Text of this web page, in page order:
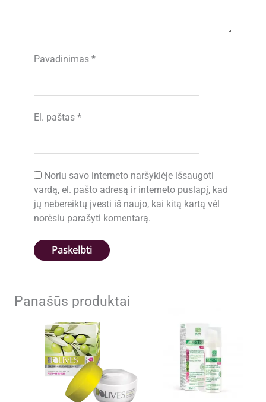
Pavadinimas*
El. paštas*
Noriu savo interneto naršyklėje išsaugoti
vardą, el. pašto adresą ir interneto puslapį, kad
jų nebereiktų įvesti iš naujo, kai kitą kartą vėl
norėsiu parašyti komentarą.
Panašūs produktai